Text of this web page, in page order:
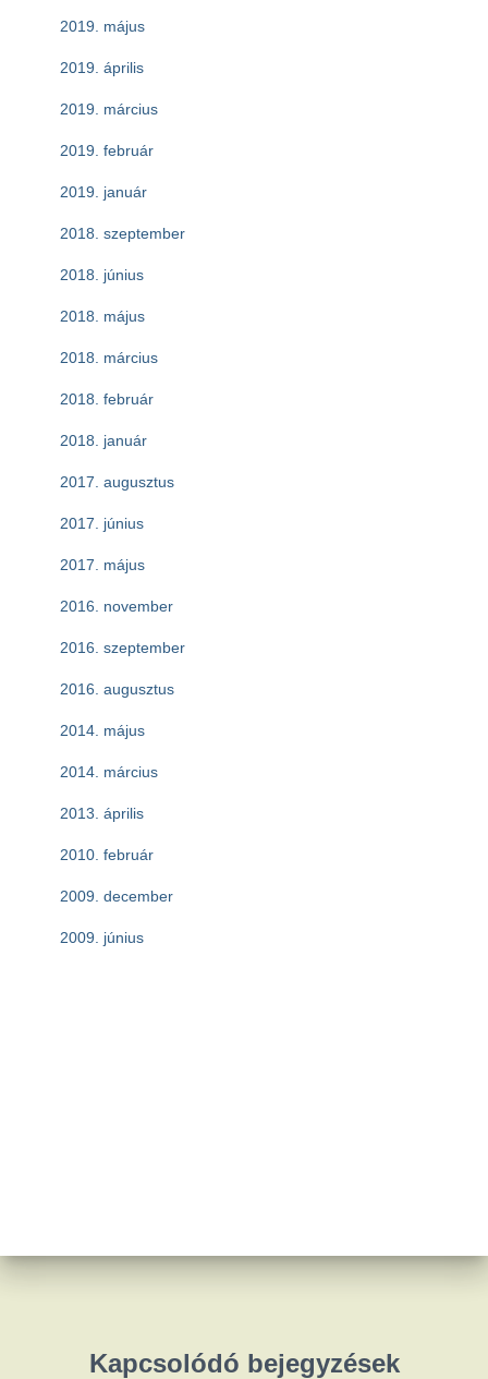
2019. május
2019. április
2019. március
2019. február
2019. január
2018. szeptember
2018. június
2018. május
2018. március
2018. február
2018. január
2017. augusztus
2017. június
2017. május
2016. november
2016. szeptember
2016. augusztus
2014. május
2014. március
2013. április
2010. február
2009. december
2009. június
Kapcsolódó bejegyzések